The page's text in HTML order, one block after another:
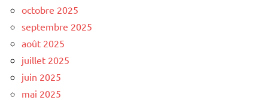
octobre 2025
septembre 2025
août 2025
juillet 2025
juin 2025
mai 2025